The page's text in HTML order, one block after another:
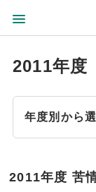
2011年度
年度別から
2011年度 苦